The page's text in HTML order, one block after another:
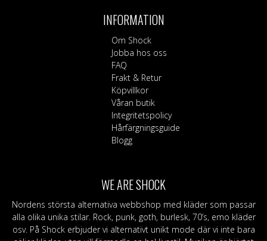
alternativen
produktsidan
INFORMATION
Om Shock
Jobba hos oss
FAQ
Frakt & Retur
Köpvillkor
Våran butik
Integritetspolicy
Hårfärgningsguide
Blogg
WE ARE SHOCK
Nordens största alternativa webbshop med kläder som passar
alla olika unika stilar. Rock, punk, goth, burlesk, 70’s, emo kläder
osv. På Shock erbjuder vi alternativt unikt mode där vi inte bara